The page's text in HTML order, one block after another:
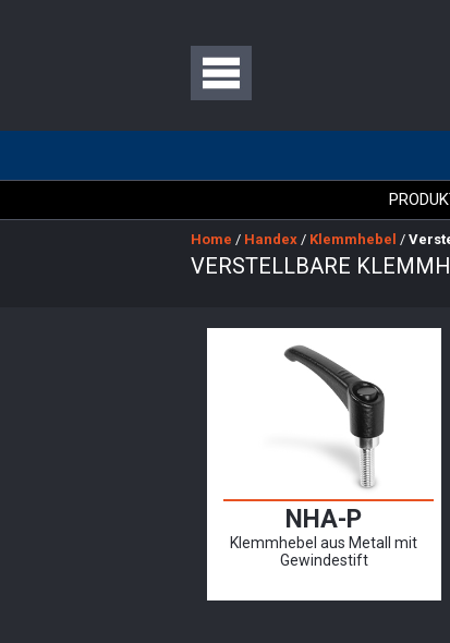
Home / Handex/ Klemmhebel /
VERSTELLBARE
NHA-P
Klemmhebel aus Metall mit
Gewindestift